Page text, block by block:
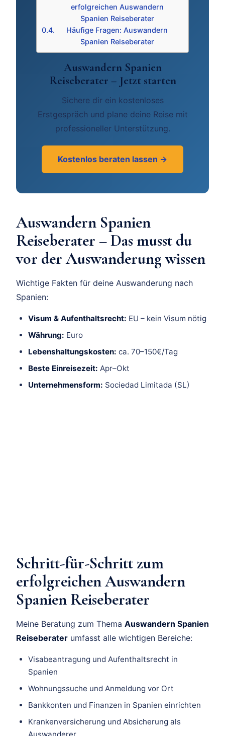
erfolgreichen Auswandern
Spanien Reiseberater
Häufige Fragen: Auswandern
Spanien Reiseberater
Auswandern Spanien
Reiseberater – Jetzt starten
Sichere dir ein kostenloses
Erstgespräch und plane deine Reise mit
professioneller Unterstützung.
Kostenlos beraten lassen →
Auswandern Spanien
Reiseberater – Das musst du
vor der Auswanderung wissen
Wichtige Fakten für deine Auswanderung nach
Spanien:
Visum & Aufenthaltsrecht: EU – kein Visum nötig
Währung: Euro
Lebenshaltungskosten: ca. 70–150€/Tag
Beste Einreisezeit: Apr–Okt
Unternehmensform: Sociedad Limitada (SL)
Schritt-für-Schritt zum
erfolgreichen Auswandern
Spanien Reiseberater
Meine Beratung zum Thema Auswandern Spanien
Reiseberater umfasst alle wichtigen Bereiche:
Visabeantragung und Aufenthaltsrecht in
Spanien
Wohnungssuche und Anmeldung vor Ort
Bankkonten und Finanzen in Spanien einrichten
Krankenversicherung und Absicherung als